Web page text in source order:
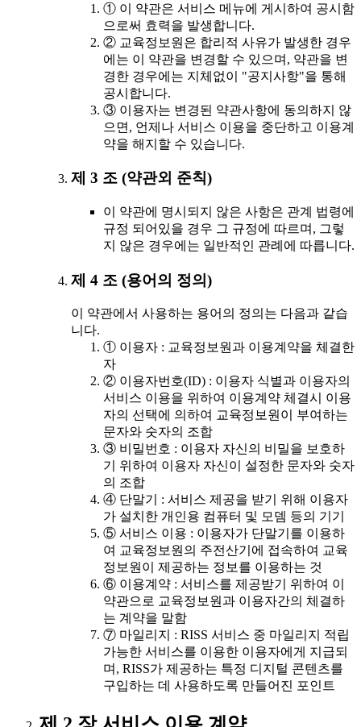
① 이 약관은 서비스 메뉴에 게시하여 공시함
으로써 효력을 발생합니다.
② 교육정보원은 합리적 사유가 발생한 경우
에는 이 약관을 변경할 수 있으며, 약관을 변
경한 경우에는 지체없이 "공지사항"을 통해
공시합니다.
③ 이용자는 변경된 약관사항에 동의하지 않
으면, 언제나 서비스 이용을 중단하고 이용계
약을 해지할 수 있습니다.
제 3 조 (약관외 준칙)
이 약관에 명시되지 않은 사항은 관계 법령에
규정 되어있을 경우 그 규정에 따르며, 그렇
지 않은 경우에는 일반적인 관례에 따릅니다.
제 4 조 (용어의 정의)
이 약관에서 사용하는 용어의 정의는 다음과 같습
니다.
① 이용자 : 교육정보원과 이용계약을 체결한
자
② 이용자번호(ID) : 이용자 식별과 이용자의
서비스 이용을 위하여 이용계약 체결시 이용
자의 선택에 의하여 교육정보원이 부여하는
문자와 숫자의 조합
③ 비밀번호 : 이용자 자신의 비밀을 보호하
기 위하여 이용자 자신이 설정한 문자와 숫자
의 조합
④ 단말기 : 서비스 제공을 받기 위해 이용자
가 설치한 개인용 컴퓨터 및 모뎀 등의 기기
⑤ 서비스 이용 : 이용자가 단말기를 이용하
여 교육정보원의 주전산기에 접속하여 교육
정보원이 제공하는 정보를 이용하는 것
⑥ 이용계약 : 서비스를 제공받기 위하여 이
약관으로 교육정보원과 이용자간의 체결하
는 계약을 말함
⑦ 마일리지 : RISS 서비스 중 마일리지 적립
가능한 서비스를 이용한 이용자에게 지급되
며, RISS가 제공하는 특정 디지털 콘텐츠를
구입하는 데 사용하도록 만들어진 포인트